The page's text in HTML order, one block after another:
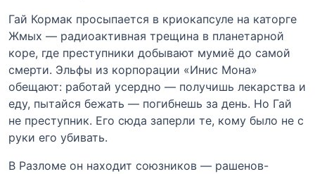
Гай Кормак просыпается в криокапсуле на каторге
Жмых — радиоактивная трещина в планетарной
коре, где преступники добывают мумиё до самой
смерти. Эльфы из корпорации «Инис Мона»
обещают: работай усердно — получишь лекарства и
еду, пытайся бежать — погибнешь за день. Но Гай
не преступник. Его сюда заперли те, кому было не с
руки его убивать.
В Разломе он находит союзников — рашенов-